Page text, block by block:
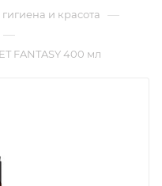
и красота —
—
FANTASY 400 мл